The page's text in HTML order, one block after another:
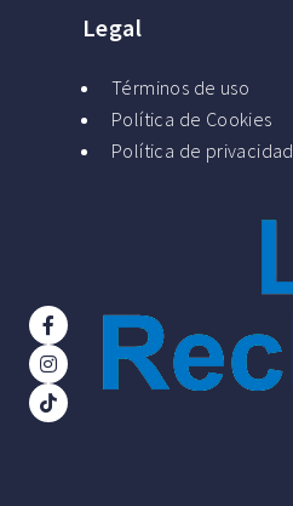
Legal
Términos de uso
Política de Cookies
Política de privacidad